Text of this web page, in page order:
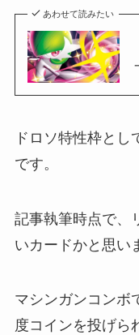
あわせて読みたい
ドロソ特性枠と
です。
記事執筆時点で、
いカードかと思い
マシンガンコンボ
度コインを投げら